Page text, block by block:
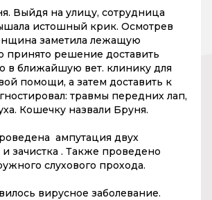
Выйдя на улицу, сотрудница
истошный крик. Осмотрев
заметила лежащую
принято решение доставить
в ближайшую вет. клинику для
помощи, а затем доставить к
травмы передних лап,
Кошечку назвали Бруня.
ампутация двух
зачистка . Также проведено
слухового прохода.
вирусное заболевание.